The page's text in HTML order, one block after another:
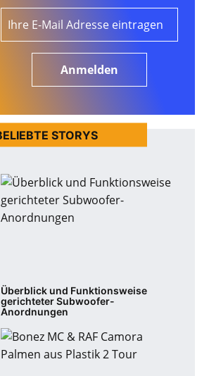
Anmelden
STORYS
Überblick und Funktionsweise
gerichteter Subwoofer-
Anordnungen